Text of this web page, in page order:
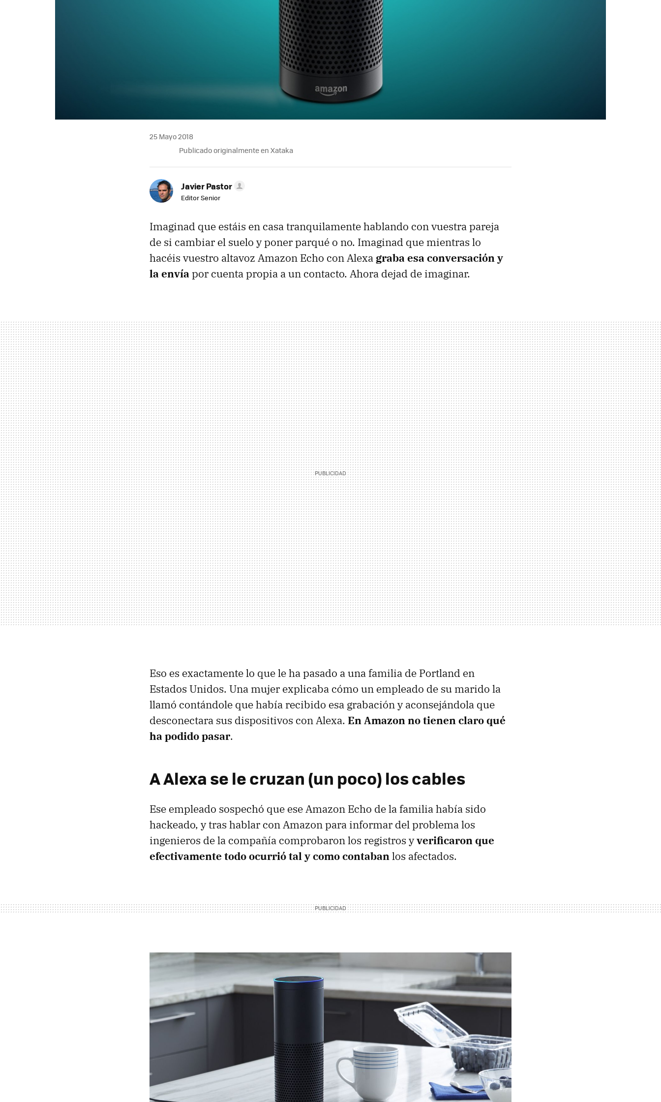
25 Mayo 2018
Publicado originalmente en Xataka
Javier Pastor
Editor Senior
Imaginad que estáis en casa tranquilamente hablando con vuestra pareja
de si cambiar el suelo y poner parqué o no. Imaginad que mientras lo
hacéis vuestro altavoz Amazon Echo con Alexa graba esa conversación y
la envía por cuenta propia a un contacto. Ahora dejad de imaginar.
Eso es exactamente lo que le ha pasado a una familia de Portland en
Estados Unidos. Una mujer explicaba cómo un empleado de su marido la
llamó contándole que había recibido esa grabación y aconsejándola que
desconectara sus dispositivos con Alexa. En Amazon no tienen claro qué
ha podido pasar.
A Alexa se le cruzan (un poco) los cables
Ese empleado sospechó que ese Amazon Echo de la familia había sido
hackeado, y tras hablar con Amazon para informar del problema los
ingenieros de la compañía comprobaron los registros yverificaron que
efectivamente todo ocurrió tal y como contaban los afectados.